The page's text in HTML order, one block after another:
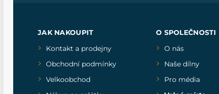
JAK NAKOUPIT
Kontakt a prodejny
Obchodní podmínky
Velkoobchod
O SPOLEČNOSTI
O nás
Naše dílny
Pro média